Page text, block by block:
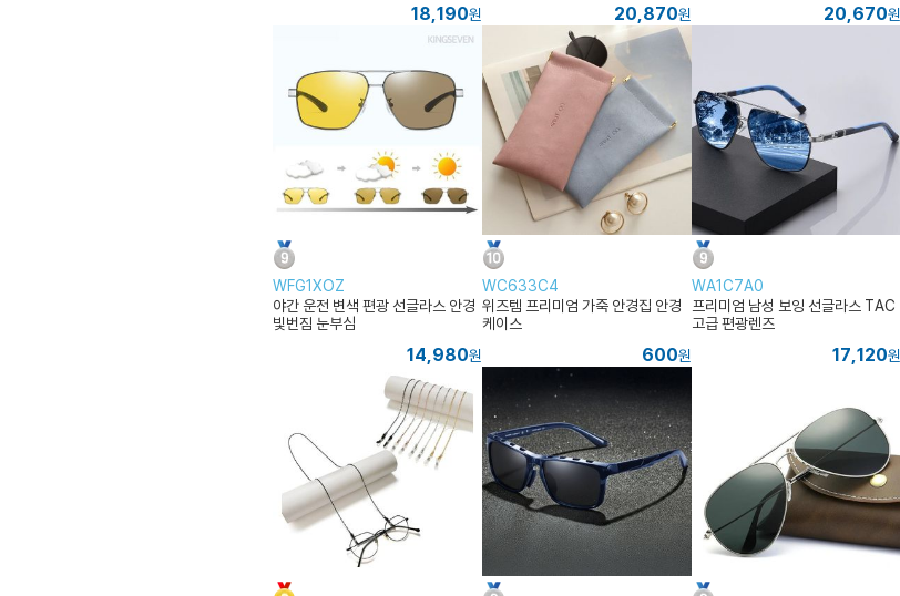
18,190원 20,870원 20,670원
WFG1XOZ
야간 운전 변색 편광 선글라스 안경
빛번짐 눈부심
14,980원
WC633C4
위즈템 프리미엄 가죽 안경집 안경
케이스
600원
WA1C7A0
프리미엄 남성 보잉 선글라스 TAC
고급 편광렌즈
17,120원